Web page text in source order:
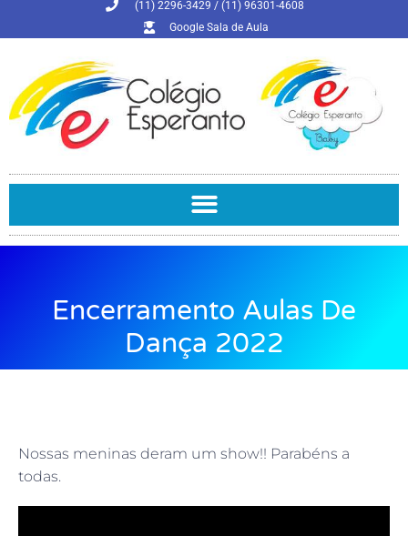
(11) 2296-3429 / (11) 96301-4608
Google Sala de Aula
Encerramento Aulas De
Dança 2022
Nossas meninas deram um show!! Parabéns a
todas.